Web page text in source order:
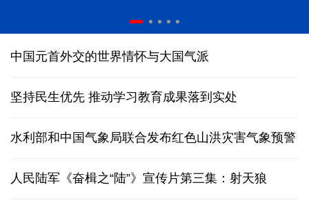
中国元首外交的世界情怀与大国气派
坚持民生优先 推动学习教育成果落到实处
水利部和中国气象局联合发布红色山洪灾害气象预警
人民陆军《奋楫之“陆”》宣传片第三集：射天狼